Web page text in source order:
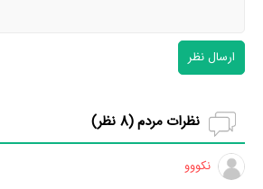
ارسال نظر
نظرات مردم (8 نظر)
نکووو